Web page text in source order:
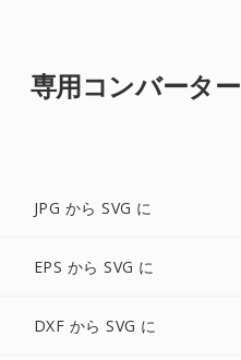
専用コンバーター
JPG から SVG に
EPS から SVG に
DXF から SVG に